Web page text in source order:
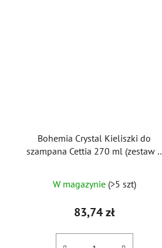
Bohemia Crystal Kieliszki do
szampana Cettia 270 ml (zestaw 6
W magazynie (>5 szt)
83,74 zł